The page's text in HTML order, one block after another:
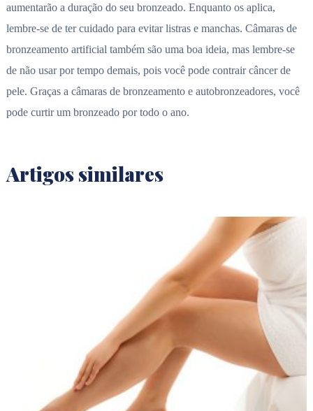
aumentarão a duração do seu bronzeado. Enquanto os aplica,
lembre-se de ter cuidado para evitar listras e manchas. Câmaras de
bronzeamento artificial também são uma boa ideia, mas lembre-se
de não usar por tempo demais, pois você pode contrair câncer de
pele. Graças a câmaras de bronzeamento e autobronzeadores, você
pode curtir um bronzeado por todo o ano.
Artigos similares